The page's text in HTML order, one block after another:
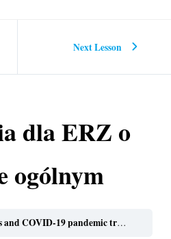
Next Lesson
dla ERZ o
ogólnym
European Works Councils and COVID-19 pandemic training toolbox for EWC members in the metal industry (polski)